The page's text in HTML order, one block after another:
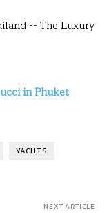
in Phuket
YACHTS
NEXT ARTICLE